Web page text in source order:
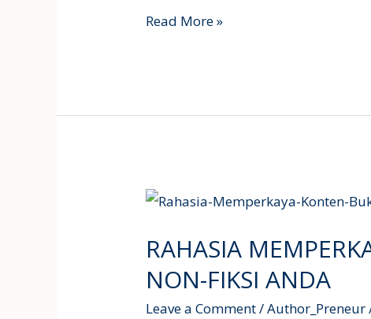
Read More »
RAHASIA
NON-FIKSI ANDA
Leave a Comment/Author_Preneur
RAHASIA
KONTEN
BUKU